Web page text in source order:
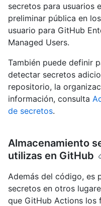
secretos para usuarios
preliminar pública en
usuario para GitHub
Managed Users.
También puede definir
detectar secretos
repositorio, la
información, consulta
de secretos.
Almacenamiento
utilizas en GitHub
Además del código, es
secretos en otros
que GitHub Actions los